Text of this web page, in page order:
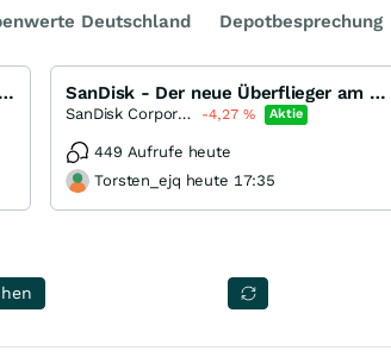
Deutschland Depotbesprechung
Das große Ganze - was Politik, Zentralbanken, Trends, Medien und Gesellschaft mit Aktien, Rohstoffen SanDisk - Der neue Überflieger am Markt für Speicherchips
SanDisk Corporation -4,27% Aktie
449 Aufrufe heute
Torsten_ejq heute 17:35